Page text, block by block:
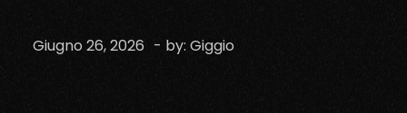
Giugno 26, 2026 - by: Giggio